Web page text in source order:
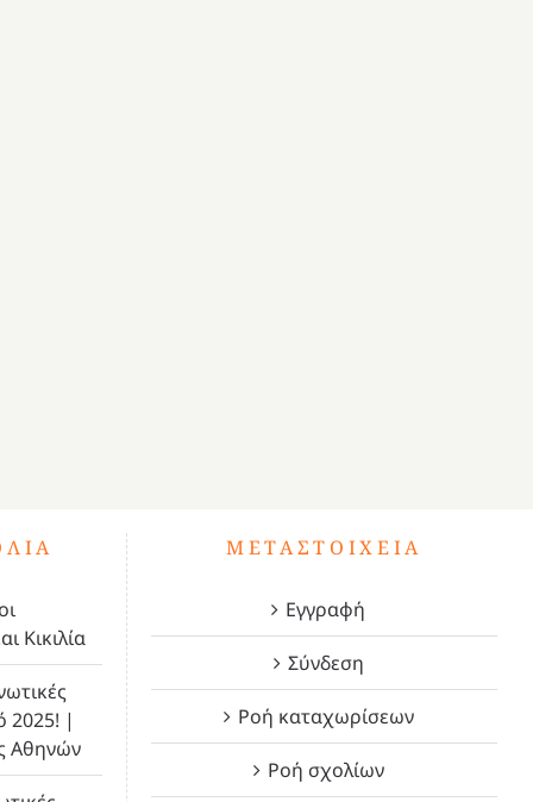
Κικιλία
2025! |
Αθηνών
ΜΕΤΑΣΤΟΙΧΕΊΑ
Εγγραφή
Σύνδεση
Ροή καταχωρίσεων
Ροή σχολίων